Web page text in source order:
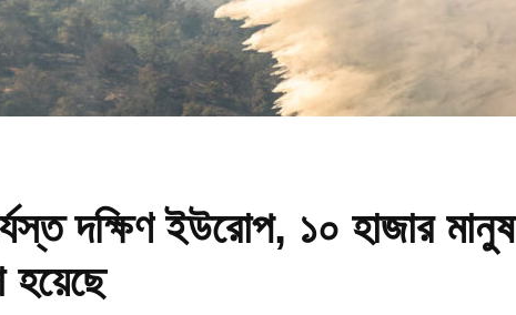
দক্ষিণ ইউরোপ, ১০ হাজার মানুষ
হয়েছে